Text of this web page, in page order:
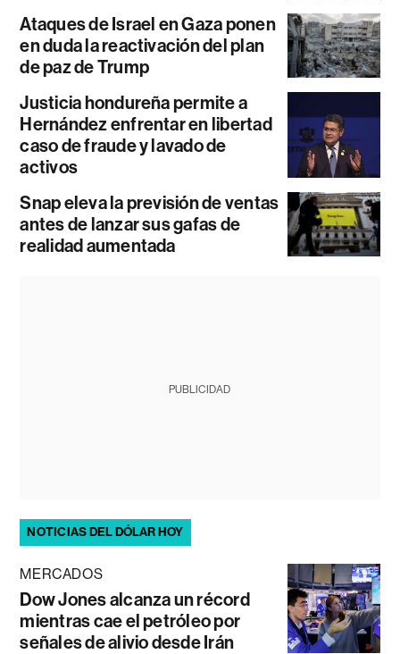
Ataques de Israel en Gaza ponen
en duda la reactivación del plan
de paz de Trump
Justicia hondureña permite a
Hernández enfrentar en libertad
caso de fraude y lavado de
activos
Snap eleva la previsión de ventas
antes de lanzar sus gafas de
realidad aumentada
PUBLICIDAD
NOTICIAS DEL DÓLAR HOY
MERCADOS
Dow Jones alcanza un récord
mientras cae el petróleo por
señales de alivio desde Irán